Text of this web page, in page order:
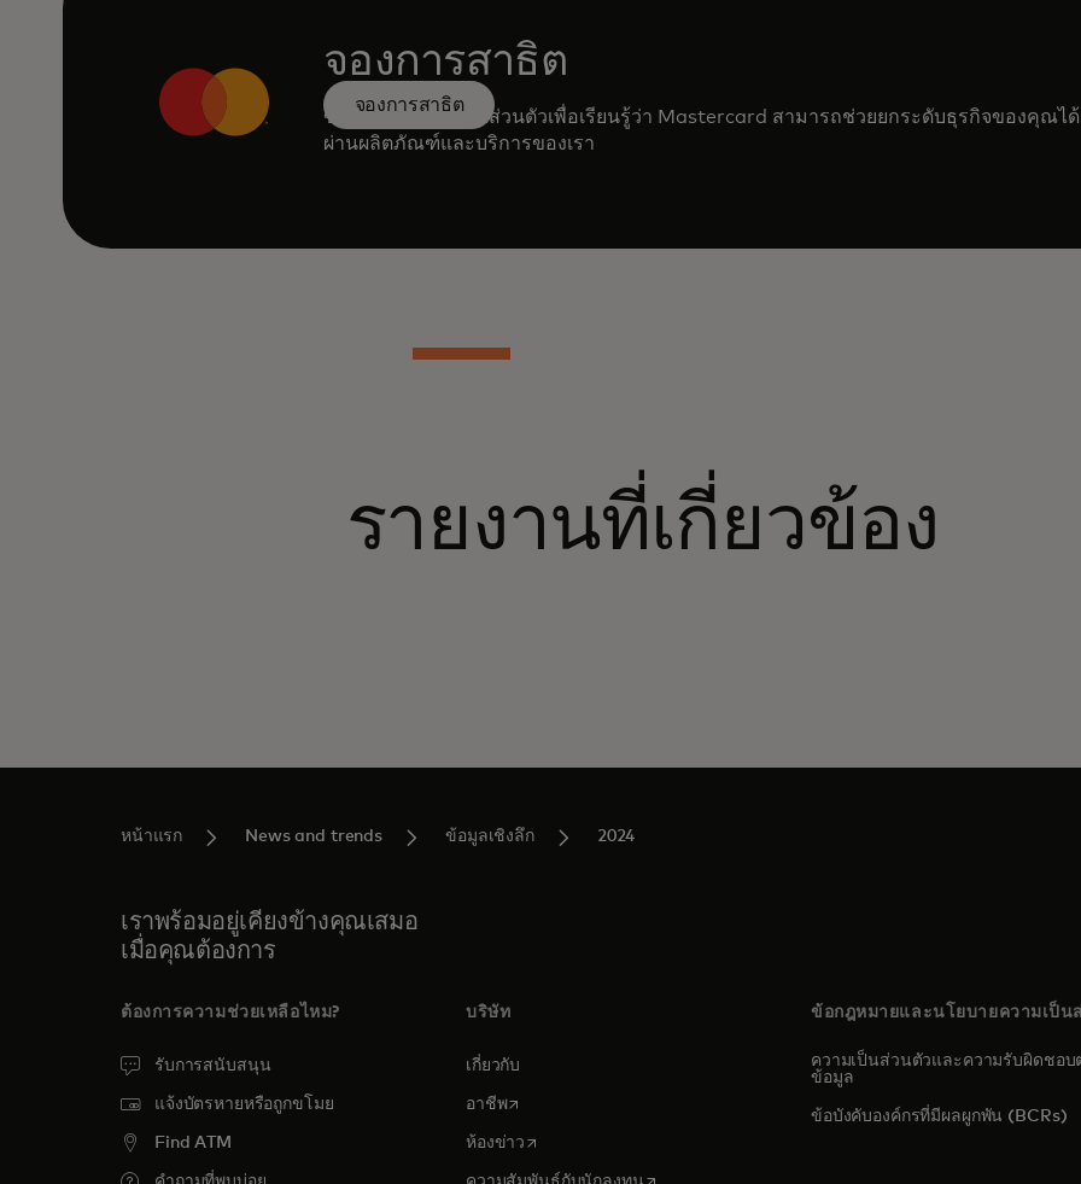
จองการสาธิต
ขอรับการสาธิตแบบส่วนตัวเพื่อเรียนรู้ว่า Mastercard สามารถช่วยยกระดับธุรกิจของคุณได้
ผ่านผลิตภัณฑ์และบริการของเรา
จองการสาธิต
รายงานที่เกี่ยวข้อง
หน้าแรก News and trends ข้อมูลเชิงลึก 2024
เราพร้อมอยู่เคียงข้างคุณเสมอ
เมื่อคุณต้องการ
ต้องการความช่วยเหลือไหม?
รับการสนับสนุน
แจ้งบัตรหายหรือถูกขโมย
Find ATM
บริษัท
เกี่ยวกับ
อาชีพopens in a new tab
ห้องข่าว opens in a new tab
opens in a new tab
ข้อกฎหมายและนโยบายความเป็น
ความเป็นส่วนตัวและความรับผิดชอบ
ข้อมูล
ข้อบังคับองค์กรที่มีผลผูกพัน (BCRs)